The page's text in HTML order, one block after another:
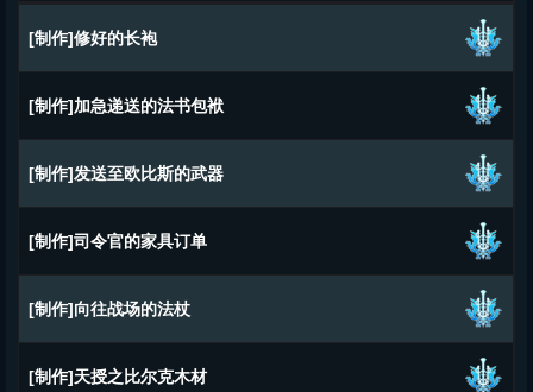
[制作]修好的长袍
[制作]加急递送的法书包袱
[制作]发送至欧比斯的武器
[制作]司令官的家具订单
[制作]向往战场的法杖
[制作]天授之比尔克木材